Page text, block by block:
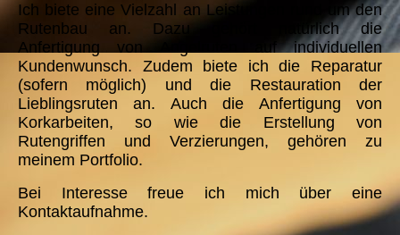
Ich biete eine Vielzahl an Leistungen rund um den
Rutenbau an. Dazu gehört natürlich die
Anfertigung von Angelruten auf individuellen
Kundenwunsch. Zudem biete ich die Reparatur
(sofern möglich) und die Restauration der
Lieblingsruten an. Auch die Anfertigung von
Korkarbeiten, so wie die Erstellung von
Rutengriffen und Verzierungen, gehören zu
meinem Portfolio.
Bei Interesse freue ich mich über eine
Kontaktaufnahme.